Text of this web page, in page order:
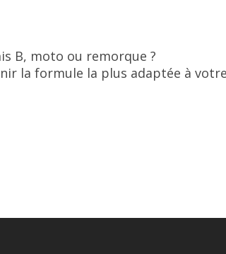
B, moto ou remorque ?
la formule la plus adaptée à